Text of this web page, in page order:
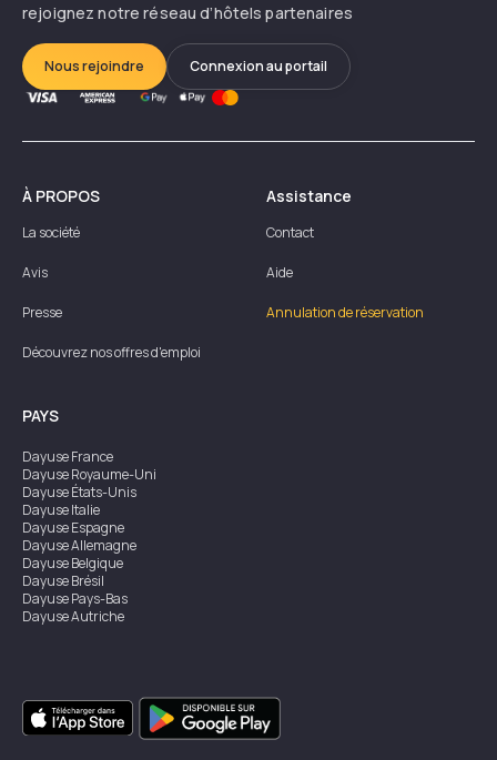
rejoignez notre réseau d’hôtels partenaires
Nous rejoindre Connexion au portail
À PROPOS
La société
Avis
Presse
Découvrez nos offres d'emploi
Assistance
Contact
Aide
Annulation de réservation
PAYS
DayuseFrance
DayuseRoyaume-Uni
DayuseÉtats-Unis
DayuseItalie
DayuseEspagne
DayuseAllemagne
DayuseBelgique
DayuseBrésil
DayusePays-Bas
DayuseAutriche
DayuseSingapour
DayuseSuède
DayuseThaïlande